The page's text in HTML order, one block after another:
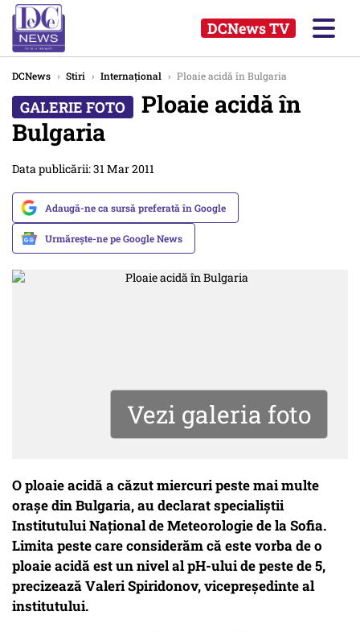
DCNews TV
DCNews › Stiri › Internațional › Ploaie acidă în Bulgaria
Ploaie acidă în
Bulgaria
Data publicării: 31 Mar 2011
Adaugă-ne ca sursă preferată în Google
Urmărește-ne pe Google News
Vezi galeria foto
O ploaie acidă a căzut miercuri peste mai multe
oraşe din Bulgaria, au declarat specialiştii
Institutului Naţional de Meteorologie de la Sofia.
Limita peste care considerăm că este vorba de o
ploaie acidă est un nivel al pH-ului de peste de 5,
precizează Valeri Spiridonov, vicepreşedinte al
institutului.